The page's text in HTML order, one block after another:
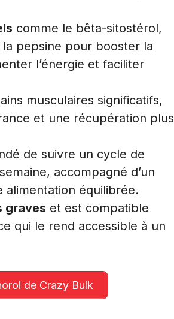
comme le bêta-sitostérol,
la pepsine pour booster la
l’énergie et faciliter
musculaires significatifs,
et une récupération plus
de suivre un cycle de
accompagné d’un
alimentation équilibrée.
graves et est compatible
qui le rend accessible à un
de Crazy Bulk